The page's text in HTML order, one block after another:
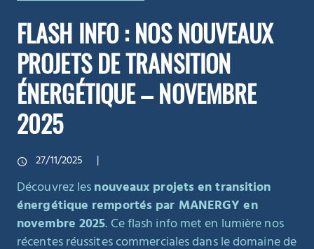
FLASH INFO : NOS NOUVEAUX
PROJETS DE TRANSITION
ÉNERGÉTIQUE – NOVEMBRE
2025
27/11/2025
Découvrez les nouveaux projets en transition
énergétique remportés par MANERGY en
novembre 2025. Ce flash info met en lumière nos
récentes réussites commerciales dans le domaine de